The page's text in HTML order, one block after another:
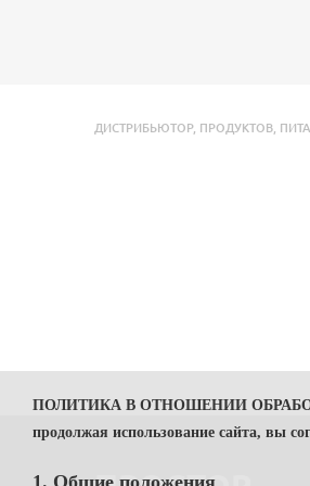
ДИСТРИБЬЮТОР, ПРОДУКТОВ
ПОЛИТИКА В ОТНОШЕНИИ
продолжая использование сайта, вы
1. Общие положения